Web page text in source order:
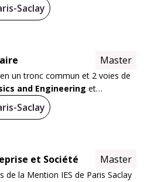
Saclay
Master
un tronc commun et 2 voies de
and Engineering et
Engineering
Saclay
et Société Master
de la Mention IES de Paris Saclay